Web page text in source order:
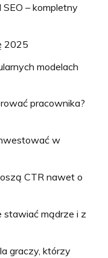
– kompletny
2025
modelach
pracownika?
w
CTR nawet o
stawiać mądrze i z
graczy, którzy